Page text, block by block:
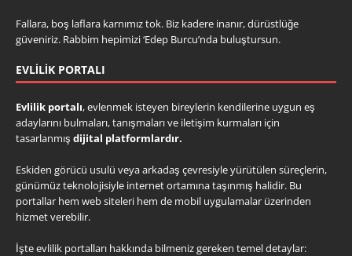
Fallara, boş laflara karnımız tok. Biz kadere inanır, dürüstlüğe
güveniriz. Rabbim hepimizi ‘Edep Burcu’nda buluştursun.
EVLILIK PORTALI
Evlilik portalı, evlenmek isteyen bireylerin kendilerine uygun eş
adaylarını bulmaları, tanışmaları ve iletişim kurmaları için
tasarlanmış dijital platformlardır.
Eskiden görücü usulü veya arkadaş çevresiyle yürütülen süreçlerin,
günümüz teknolojisiyle internet ortamına taşınmış halidir. Bu
portallar hem web siteleri hem de mobil uygulamalar üzerinden
hizmet verebilir.
İşte evlilik portalları hakkında bilmeniz gereken temel detaylar: